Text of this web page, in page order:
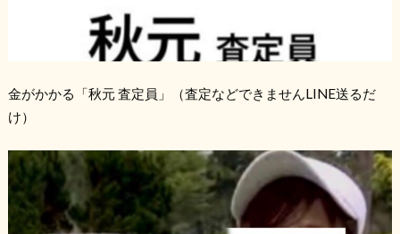
金がかかる「秋元 査定員」（査定などできませんLINE送るだ
け）